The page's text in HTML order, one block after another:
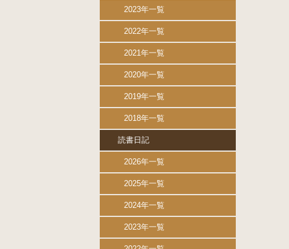
2023年一覧
2022年一覧
2021年一覧
2020年一覧
2019年一覧
2018年一覧
読書日記
2026年一覧
2025年一覧
2024年一覧
2023年一覧